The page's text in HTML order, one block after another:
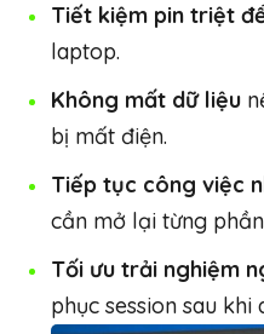
Tiết kiệm pin triệt
laptop.
Không mất dữ liệu
bị mất điện.
Tiếp tục công việc
cần mở lại từng
Tối ưu trải nghiệm
phục session sau khi